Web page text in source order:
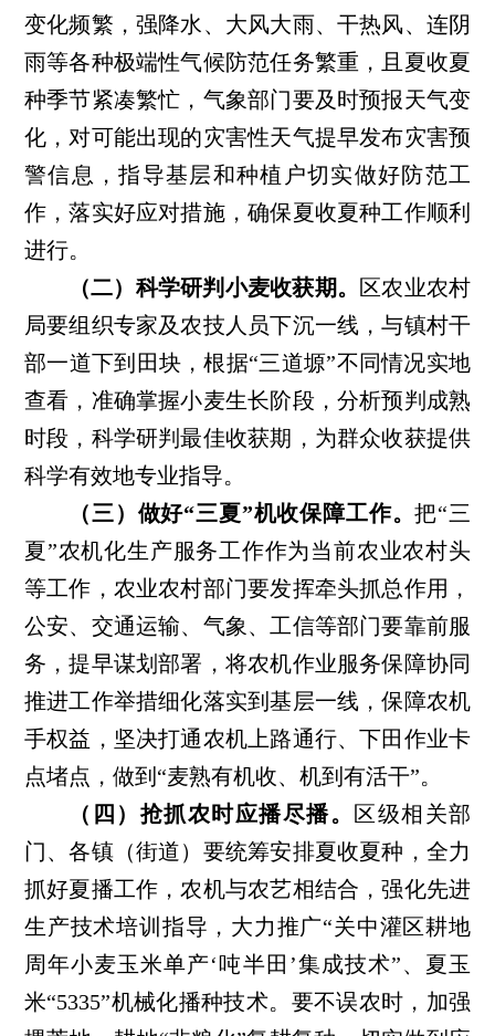
变化频繁，强降水、大风大雨、干热风、连阴
雨等各种极端性气候防范任务繁重，且夏收夏
种季节紧凑繁忙，气象部门要及时预报天气变
化，对可能出现的灾害性天气提早发布灾害预
警信息，指导基层和种植户切实做好防范工
作，落实好应对措施，确保夏收夏种工作顺利
进行。
（二）科学研判小麦收获期。 区农业农村
局要组织专家及农技人员下沉一线，与镇村干
部一道下到田块，根据“三道塬”不同情况实地
查看，准确掌握小麦生长阶段，分析预判成熟
时段，科学研判最佳收获期，为群众收获提供
科学有效地专业指导。
（三）做好“三夏”机收保障工作。把“三
夏”农机化生产服务工作作为当前农业农村头
等工作，农业农村部门要发挥牵头抓总作用，
公安、交通运输、气象、工信等部门要靠前服
务，提早谋划部署，将农机作业服务保障协同
推进工作举措细化落实到基层一线，保障农机
手权益，坚决打通农机上路通行、下田作业卡
点堵点，做到“麦熟有机收、机到有活干”。
（四）抢抓农时应播尽播。 区级相关部
门、各镇（街道）要统筹安排夏收夏种，全力
抓好夏播工作，农机与农艺相结合，强化先进
生产技术培训指导，大力推广“关中灌区耕地
周年小麦玉米单产‘吨半田’集成技术”、夏玉
米“5335”机械化播种技术。要不误农时，加强